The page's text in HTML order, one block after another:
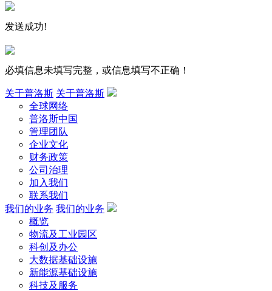
发送成功!
必填信息未填写完整，或信息填写不正确！
关于普洛斯 关于普洛斯
全球网络
普洛斯中国
管理团队
企业文化
财务政策
公司治理
加入我们
联系我们
我们的业务 我们的业务
概览
物流及工业园区
科创及办公
大数据基础设施
新能源基础设施
科技及服务